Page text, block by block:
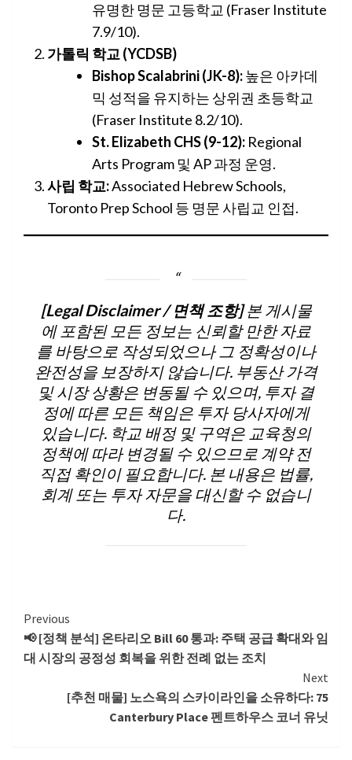
유명한 명문 고등학교 (Fraser Institute
7.9/10).
가톨릭 학교 (YCDSB)
Bishop Scalabrini (JK-8):높은 아카데
믹 성적을 유지하는 상위권 초등학교
(Fraser Institute 8.2/10).
St. Elizabeth CHS (9-12): Regional
Arts Program 및 AP 과정 운영.
사립 학교:Associated Hebrew Schools,
Toronto Prep School 등 명문 사립교 인접.
[Legal Disclaimer / 면책 조항]본 게시물
에 포함된 모든 정보는 신뢰할 만한 자료
를 바탕으로 작성되었으나 그 정확성이나
완전성을 보장하지 않습니다. 부동산 가격
및 시장 상황은 변동될 수 있으며, 투자 결
정에 따른 모든 책임은 투자 당사자에게
있습니다. 학교 배정 및 구역은 교육청의
정책에 따라 변경될 수 있으므로 계약 전
직접 확인이 필요합니다. 본 내용은 법률,
회계 또는 투자 자문을 대신할 수 없습니
다.
Continue
Reading
Previous
📢 [정책 분석] 온타리오 Bill 60 통과: 주택 공급 확대와 임
대 시장의 공정성 회복을 위한 전례 없는 조치
Next
[추천 매물] 노스욕의 스카이라인을 소유하다: 75
Canterbury Place 펜트하우스 코너 유닛